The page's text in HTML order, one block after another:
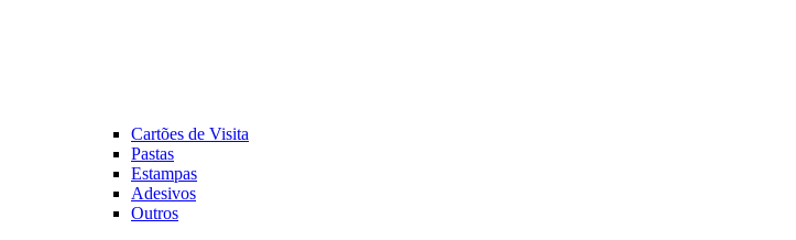
Cartões de Visita
Pastas
Estampas
Adesivos
Outros